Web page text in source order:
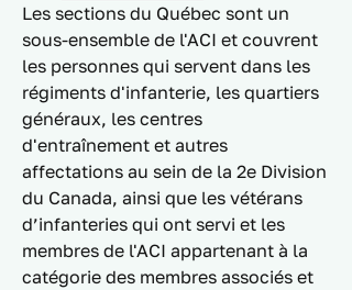
Les sections du Québec sont un
sous-ensemble de l'ACI et couvrent
les personnes qui servent dans les
régiments d'infanterie, les quartiers
généraux, les centres
d'entraînement et autres
affectations au sein de la 2e Division
du Canada, ainsi que les vétérans
d’infanteries qui ont servi et les
membres de l'ACI appartenant à la
catégorie des membres associés et